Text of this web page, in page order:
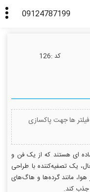
كد :126
فیلتر ها جهت پاکسازی
ای هستند که از یک فن و
یک تصفیه‌کننده با طراحی
مانند گرده‌ها و هاگ‌های
جذب کند.